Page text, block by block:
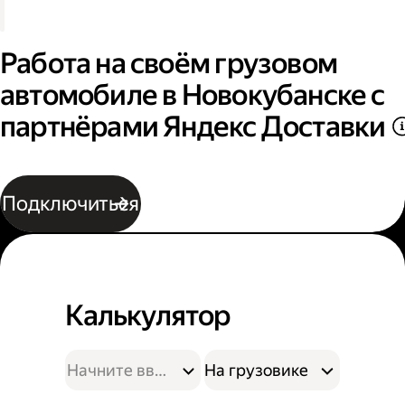
Работа на своём грузовом
автомобиле в Новокубанске с
партнёрами Яндекс Доставки
Подключиться
Калькулятор
На грузовике